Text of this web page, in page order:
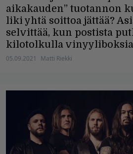
aikakauden” tuotannon
liki yhtä soittoa jättää?
selvittää, kun postista
kilotolkulla
05.09.2021 Matti Riekki